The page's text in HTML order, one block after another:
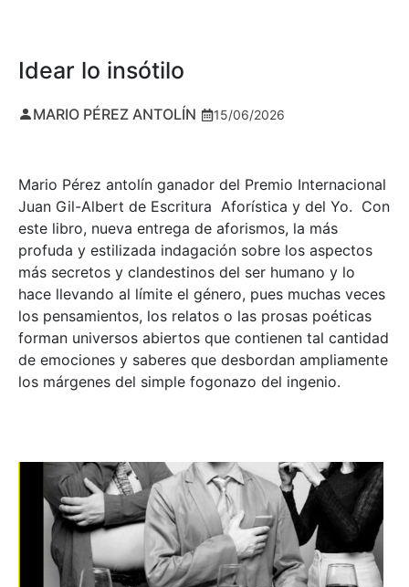
Idear lo insótilo
MARIO PÉREZ ANTOLÍN 15/06/2026
Mario Pérez antolín ganador del Premio Internacional
Juan Gil-Albert de Escritura Aforística y del Yo. Con
este libro, nueva entrega de aforismos, la más
profuda y estilizada indagación sobre los aspectos
más secretos y clandestinos del ser humano y lo
hace llevando al límite el género, pues muchas veces
los pensamientos, los relatos o las prosas poéticas
forman universos abiertos que contienen tal cantidad
de emociones y saberes que desbordan ampliamente
los márgenes del simple fogonazo del ingenio.